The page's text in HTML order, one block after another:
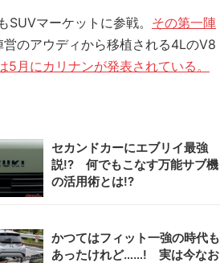
マーケットに参戦。 その第一陣
のアウディから移植される4LのV8
月にカリナンが発表されている。
セカンドカーにエブリイ最強
説!? 何でもこなす万能サブ機
の活用術とは!?
かつてはフィット一強の時代も
あったけれど……! 実は今なお